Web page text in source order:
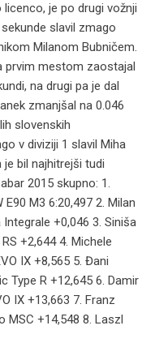
je po drugi vožnji
slavil zmago
Milanom Bubničem.
prvim mestom zaostajal
na drugi pa je dal
zmanjšal na 0.046
slovenskih
v diviziji 1 slavil Miha
je bil najhitrejši tudi
2015 skupno: 1.
E90 M3 6:20,497 2. Milan
Integrale +0,046 3. Siniša
+2,644 4. Michele
IX +8,565 5. Đani
Type R +12,645 6. Damir
IX +13,663 7. Franz
MSC +14,548 8. Laszl